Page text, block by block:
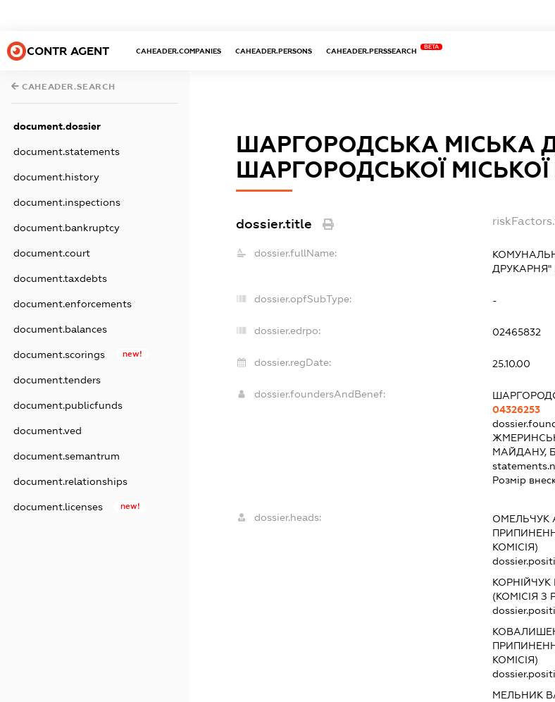
CONTR AGENT CAHEADER.COMPANIES CAHEADER.PERSONS CAHEADER.PERSSEARCH
BETA
CAHEADER.SEARCH
document.dossier
document.statements
document.history
document.inspections
document.bankruptcy
document.court
document.taxdebts
document.enforcements
document.balances
document.scorings new!
document.tenders
document.publicfunds
document.ved
document.semantrum
document.relationships
document.licenses new!
ШАРГОРОДСЬКА МІСЬКА
ШАРГОРОДСЬКОЇ
dossier.title
dossier.fullName:
ДРУКАРНЯ"
dossier.opfSubType: -
dossier.edrpo: 02465832
dossier.regDate: 25.10.00
dossier.foundersAndBenef:
04326253
МАЙДАНУ,
Розмір
dossier.heads: ОМЕЛЬЧУК
КОМІСІЯ)
КОРНІЙЧУК
(КОМІСІЯ З
КОМІСІЯ)
МЕЛЬНИК